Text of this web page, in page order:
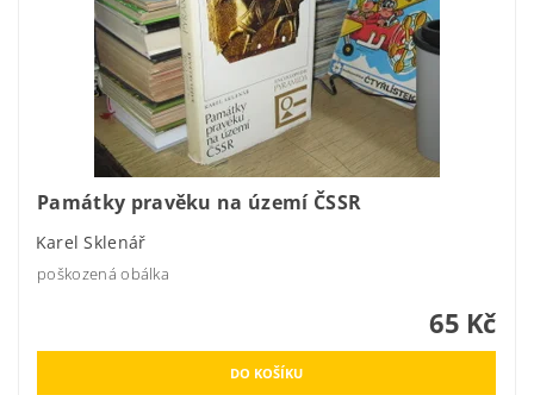
Památky pravěku na území ČSSR
Karel Sklenář
poškozená obálka
65 Kč